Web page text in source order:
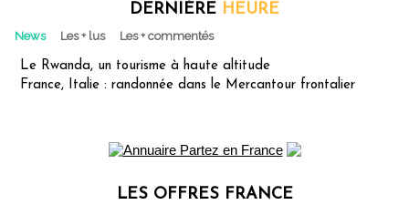
DERNIÈRE HEURE
News Les + lus Les + commentés
Le Rwanda, un tourisme à haute altitude
France, Italie : randonnée dans le Mercantour frontalier
LES OFFRES FRANCE